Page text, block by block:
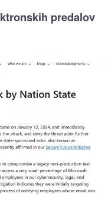
predalov